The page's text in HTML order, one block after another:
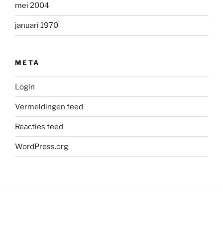
mei 2004
januari 1970
META
Login
Vermeldingen feed
Reacties feed
WordPress.org